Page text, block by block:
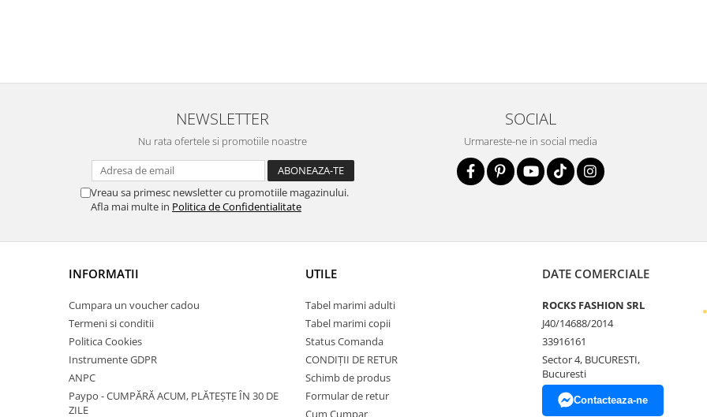
NEWSLETTER
Nu rata ofertele si promotiile noastre
Vreau sa primesc newsletter cu promotiile magazinului.
Afla mai multe in Politica de Confidentialitate
SOCIAL
Urmareste-ne in social media
INFORMATII
Cumpara un voucher cadou
Termeni si conditii
Politica Cookies
Instrumente GDPR
ANPC
Paypo - CUMPĂRĂ ACUM, PLĂTEȘTE ÎN 30 DE
ZILE
UTILE
Tabel marimi adulti
Tabel marimi copii
Status Comanda
CONDIȚII DE RETUR
Schimb de produs
Formular de retur
Cum Cumpar
DATE COMERCIALE
ROCKS FASHION SRL
J40/14688/2014
33916161
Sector 4, BUCURESTI,
Bucuresti
Contacteaza-ne